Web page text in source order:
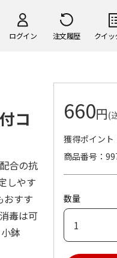
ログイン 注文履歴 クイッ
コ
合の抗
しやす
おすす
毒は可
鉢
660円(
獲得ポイント
商品番号
数量